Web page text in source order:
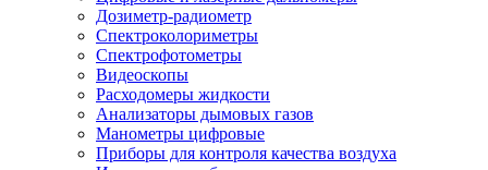
Дозиметр-радиометр
Спектроколориметры
Спектрофотометры
Видеоскопы
Расходомеры жидкости
Анализаторы дымовых газов
Манометры цифровые
Приборы для контроля качества воздуха